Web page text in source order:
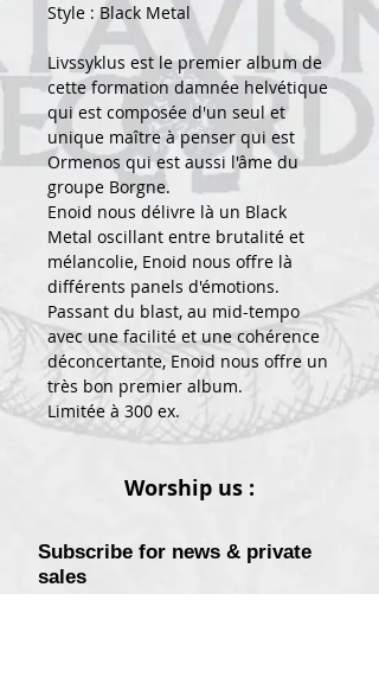
Style : Black Metal
Livssyklus est le premier album de
cette formation damnée helvétique
qui est composée d'un seul et
unique maître à penser qui est
Ormenos qui est aussi l'âme du
groupe Borgne.
Enoid nous délivre là un Black
Metal oscillant entre brutalité et
mélancolie, Enoid nous offre là
différents panels d'émotions.
Passant du blast, au mid-tempo
avec une facilité et une cohérence
déconcertante, Enoid nous offre un
très bon premier album.
Limitée à 300 ex.
Worship us :
Subscribe for news & private
sales